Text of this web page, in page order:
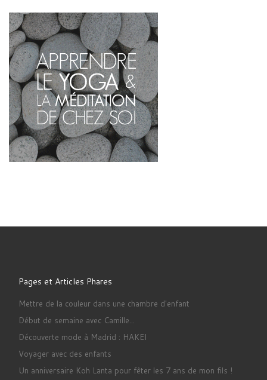
Pages et Articles Phares
Mettre de la couleur dans une chambre d'enfant
Début de semaine avec Camille...
Découverte mode à Madrid : HAKEI
Voyager avec des enfants
Un anniversaire Koh Lanta pour fêter les 7 ans de mon fils !